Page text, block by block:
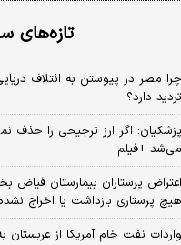
تازه‌های
چرا مصر در پیوستن به ائتلاف
تردید دارد؟
پزشکیان: اگر ارز ترجیحی را حذف
می‌شد +فیلم
اعتراض پرستاران بیمارستان
هیچ پرستاری بازداشت یا اخراج
واردات نفت خام آمریکا از